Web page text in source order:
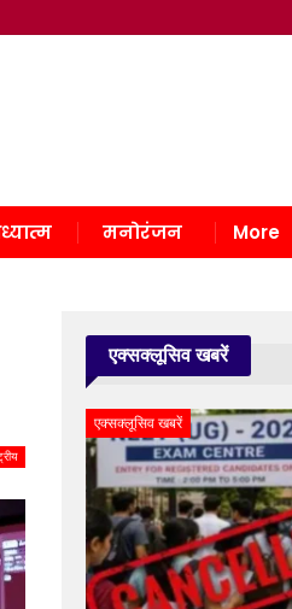
मनोरंजन More
एक्सक्लूसिव खबरें
एक्सक्लूसिव खबरें